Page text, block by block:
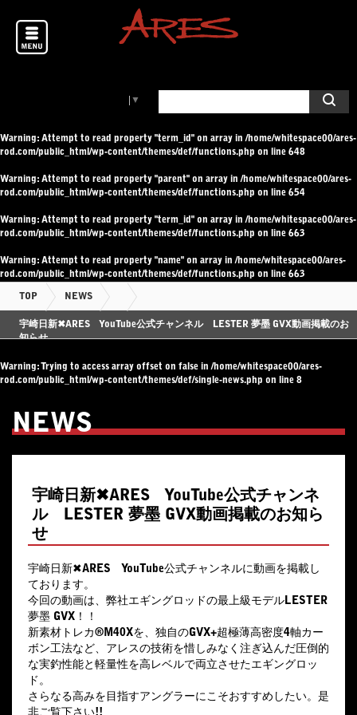
▼
Warning : Attempt to read property "term_id" on array in/home/whitespace00/ares-
rod.com/public_html/wp-content/themes/def/functions.php on line 648
Warning : Attempt to read property "parent" on array in/home/whitespace00/ares-
rod.com/public_html/wp-content/themes/def/functions.php on line 654
Warning : Attempt to read property "term_id" on array in/home/whitespace00/ares-
rod.com/public_html/wp-content/themes/def/functions.php on line 663
Warning : Attempt to read property "name" on array in/home/whitespace00/ares-
rod.com/public_html/wp-content/themes/def/functions.php on line 663
TOP NEWS
宇崎日新✖︎ARES YouTube公式チャンネル LESTER 夢墨 GVX動画掲載のお
知らせ
Warning : Trying to access array offset on false in/home/whitespace00/ares-
rod.com/public_html/wp-content/themes/def/single-news.php on line 8
NEWS
宇崎日新✖︎ARES YouTube公式チャンネ
ル LESTER 夢墨 GVX動画掲載のお知ら
せ
宇崎日新✖︎ARES YouTube公式チャンネルに動画を掲載し
ております。
今回の動画は、弊社エギングロッドの最上級モデルLESTER
夢墨 GVX！！
新素材トレカ®M40Xを、独自のGVX+超極薄高密度4軸カー
ボン工法など、アレスの技術を惜しみなく注ぎ込んだ圧倒的
な実釣性能と軽量性を高レベルで両立させたエギングロッ
ド。
さらなる高みを目指すアングラーにこそおすすめしたい。是